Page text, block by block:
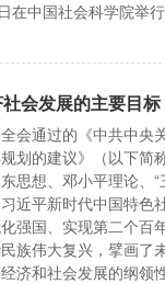
在中国社会科学院举行
会发展的主要目标
通过的《中共中央
划的建议》（以下简
思想、邓小平理论、
近平新时代中国特色
强国、实现第二个百
族伟大复兴，擘画了
济和社会发展的纲领